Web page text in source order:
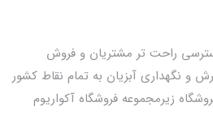
راحت تر مشتریان و فروش
و نگهداری آبزیان به تمام نقاط کشور
فروشگاه زیرمجموعه فروشگاه آکواریوم